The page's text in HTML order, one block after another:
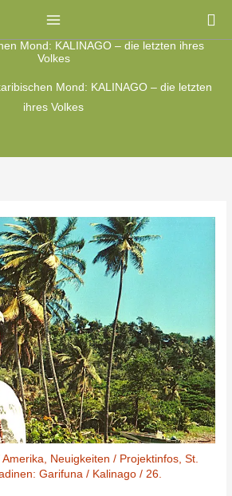
Mond: KALINAGO – die letzten ihres
Volkes
Mond: KALINAGO – die letzten
ihres Volkes
Amerika Neuigkeiten / Projektinfos ,St.
Garifuna / Kalinago / 26.